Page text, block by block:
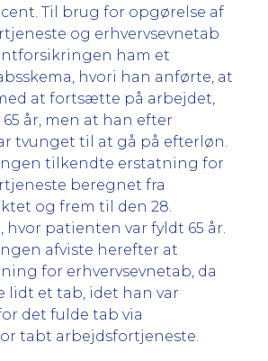
Til brug for opgørelse af
og erhvervsevnetab
ham et
hvori han anførte, at
at fortsætte på arbejdet,
år, men at han efter
tvunget til at gå på efterløn.
tilkendte erstatning for
beregnet fra
og frem til den 28.
hvor patienten var fyldt 65 år.
afviste herefter at
for erhvervsevnetab, da
lidt et tab, idet han var
det fulde tab via
tabt arbejdsfortjeneste.